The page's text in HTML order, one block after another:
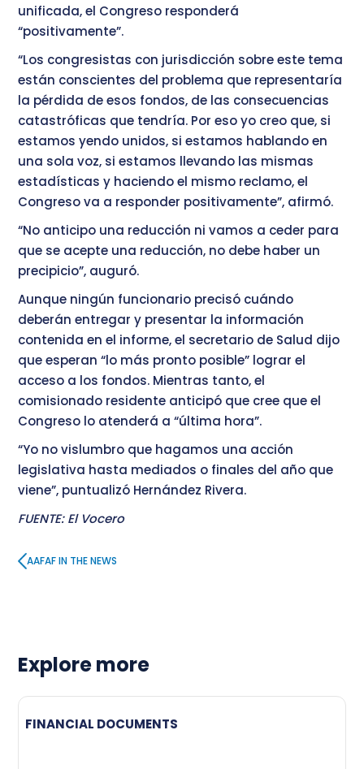
unificada, el Congreso responderá
“positivamente”.
“Los congresistas con jurisdicción sobre este tema
están conscientes del problema que representaría
la pérdida de esos fondos, de las consecuencias
catastróficas que tendría. Por eso yo creo que, si
estamos yendo unidos, si estamos hablando en
una sola voz, si estamos llevando las mismas
estadísticas y haciendo el mismo reclamo, el
Congreso va a responder positivamente”, afirmó.
“No anticipo una reducción ni vamos a ceder para
que se acepte una reducción, no debe haber un
precipicio”, auguró.
Aunque ningún funcionario precisó cuándo
deberán entregar y presentar la información
contenida en el informe, el secretario de Salud dijo
que esperan “lo más pronto posible” lograr el
acceso a los fondos. Mientras tanto, el
comisionado residente anticipó que cree que el
Congreso lo atenderá a “última hora”.
“Yo no vislumbro que hagamos una acción
legislativa hasta mediados o finales del año que
viene”, puntualizó Hernández Rivera.
FUENTE: El Vocero
AAFAF IN THE NEWS
Explore more
FINANCIAL DOCUMENTS